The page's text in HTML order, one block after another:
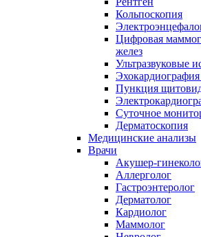
Кольпоскопия
Цифровая
желез
Ультразвуковые
Пункция
Суточное
Дерматоскопия
Медицинские анализы
Врачи
Акушер-
Аллерголог
Гастроэнтеролог
Дерматолог
Кардиолог
Маммолог